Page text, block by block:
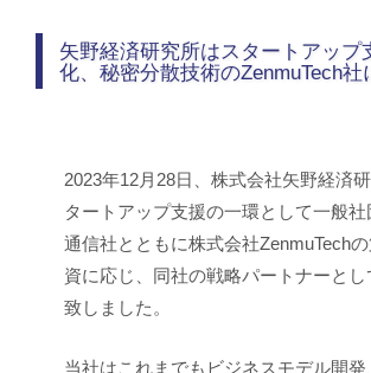
矢野経済研究所はスタートアップ
化、秘密分散技術のZenmuTech社
2023年12月28日、株式会社矢野経済
タートアップ支援の一環として一般社
通信社とともに株式会社ZenmuTech
資に応じ、同社の戦略パートナーとし
致しました。
当社はこれまでもビジネスモデル開発